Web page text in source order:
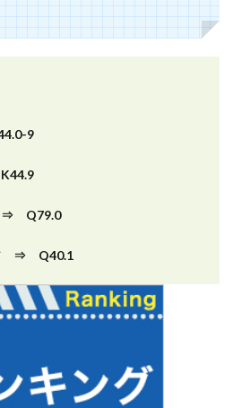
9
⇒ Q79.0
ア ⇒ Q40.1